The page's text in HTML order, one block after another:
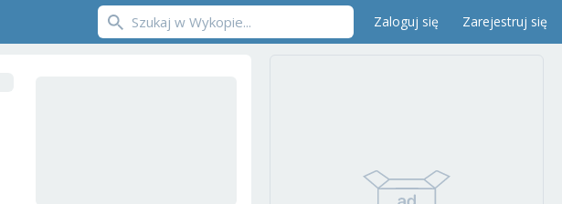
Zaloguj się Zarejestruj się